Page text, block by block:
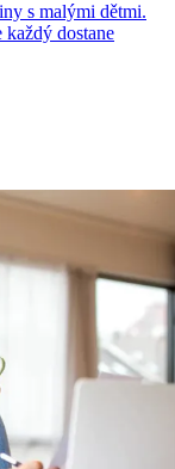
s malými dětmi.
každý dostane